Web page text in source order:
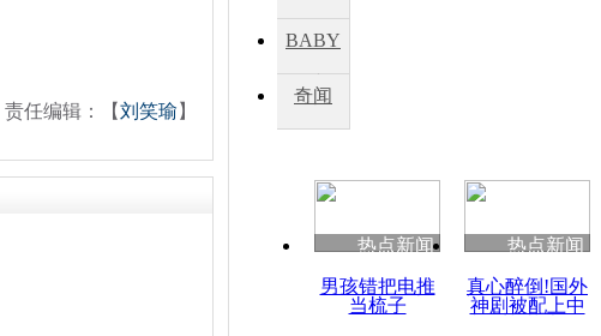
四川兴文苗乡上万人欢
度苗族花山节
责任编辑：【刘笑瑜 】
BABY
秀
奇闻
热点新闻
男孩错把电推
当梳子
热点新闻
真心醉倒!国外
神剧被配上中